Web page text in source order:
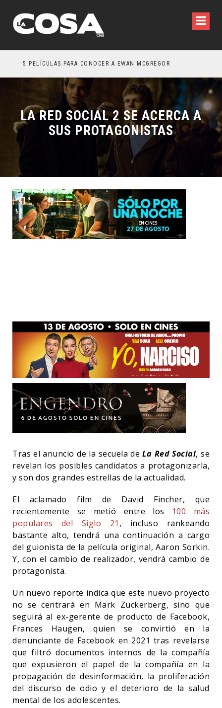
5 PELÍCULAS PARA CONOCER A EWAN MCGREGOR
LA RED SOCIAL 2 SE ACERCA A
SUS PROTAGONISTAS
Tras el anuncio de la secuela deLa Red Social, se
revelan los posibles candidatos a protagonizarla,
y son dos grandes estrellas de la actualidad.
El aclamado film de David Fincher, que
recientemente se metió entre los 100 más
populares del Siglo 21 , incluso rankeando
bastante alto, tendrá una continuación a cargo
del guionista de la película original, Aaron Sorkin.
Y, con el cambio de realizador, vendrá cambio de
protagonista.
Un nuevo reporte indica que este nuevo proyecto
no se centrará en Mark Zuckerberg, sino que
seguirá al ex-gerente de producto de Facebook,
Frances Haugen, quien se convirtió en la
denunciante de Facebook en 2021 tras revelarse
que filtró documentos internos de la compañía
que expusieron el papel de la compañía en la
propagación de desinformación, la proliferación
del discurso de odio y el deterioro de la salud
mental de los adolescentes.